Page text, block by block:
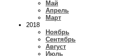
Май
Апрель
Март
2018
Ноябрь
Сентябрь
Август
Июль